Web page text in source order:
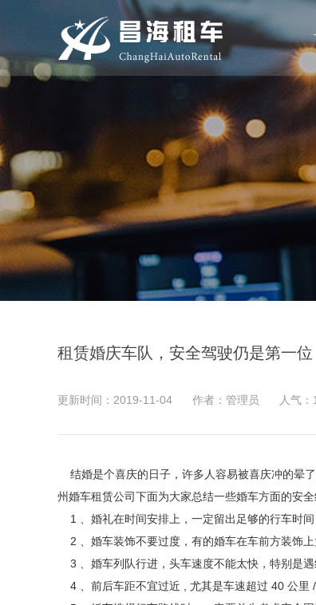
租赁婚庆车队，安全驾驶仍是第一位
更新时间：2019-11-04 作者：管理员 人气：
结婚是个喜庆的日子，许多人容易被喜庆冲的晕
州婚车租赁公司下面为大家总结一些婚车方面的安全
1 、婚礼在时间安排上，一定留出足够的行车时间
2 、婚车装饰不要过度，有的婚车在车前方装饰上
3 、婚车列队行进，头车速度不能太快，特别是遇
4 、前后车距不宜过近 , 尤其是车速超过 40 公里